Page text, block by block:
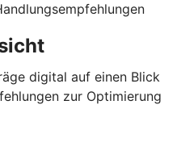
digital auf einen Blick
zur Optimierung